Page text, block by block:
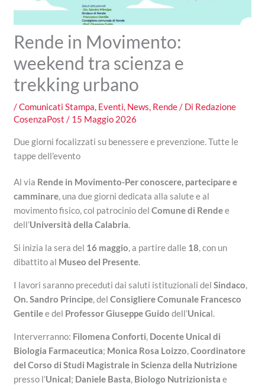
Rende in Movimento:
weekend tra scienza e
trekking urbano
/Comunicati Stampa, Eventi, News, Rende/ Di Redazione
CosenzaPost/ 15 Maggio 2026
Due giorni focalizzati su benessere e prevenzione. Tutte le
tappe dell’evento
Al via Rende in Movimento-Per conoscere, partecipare e
camminare, una due giorni dedicata alla salute e al
movimento fisico, col patrocinio delComune di Rendee
dell’Università della Calabria.
Si inizia la sera del 16 maggio, a partire dalle 18, con un
dibattito al Museo del Presente.
I lavori saranno preceduti dai saluti istituzionali delSindaco,
On. Sandro Principe, delConsigliere Comunale Francesco
Gentilee del Professor Giuseppe Guido dell’Unical.
Interverranno: Filomena Conforti, Docente Unical di
Biologia Farmaceutica; Monica Rosa Loizzo,Coordinatore
del Corso di Studi Magistrale in Scienza della Nutrizione
presso l’Unical; Daniele Basta, Biologo Nutrizionista e